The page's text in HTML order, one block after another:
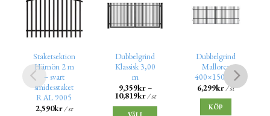
Staketsektion
Härnön 2 m
– svart
smidesstaket
RAL 9005
2,590kr/ st
Dubbelgrind
Klassisk 3,00
m
9,359kr–
10,819kr/ st
Dubbelgrind
Mallorca
400×150 cm
6,299kr/ st
KÖP